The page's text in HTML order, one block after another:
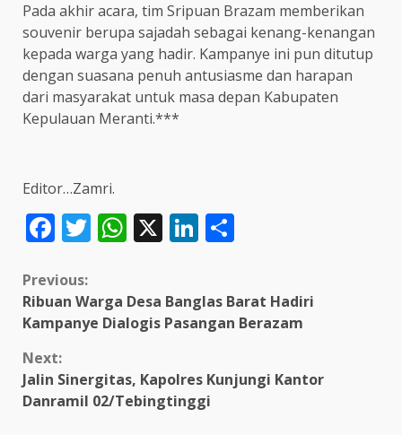
Pada akhir acara, tim Sripuan Brazam memberikan
souvenir berupa sajadah sebagai kenang-kenangan
kepada warga yang hadir. Kampanye ini pun ditutup
dengan suasana penuh antusiasme dan harapan
dari masyarakat untuk masa depan Kabupaten
Kepulauan Meranti.***
Editor…Zamri.
Facebook
Twitter
WhatsApp
X LinkedIn
Continue
Reading
Previous:
Ribuan Warga Desa Banglas Barat Hadiri
Kampanye Dialogis Pasangan Berazam
Next:
Jalin Sinergitas, Kapolres Kunjungi Kantor
Danramil 02/Tebingtinggi